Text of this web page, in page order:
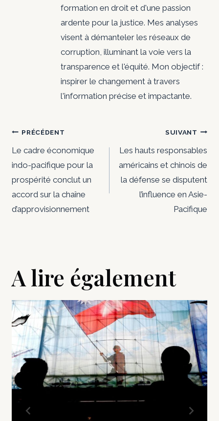
formation en droit et d'une passion
ardente pour la justice. Mes analyses
visent à démanteler les réseaux de
corruption, illuminant la voie vers la
transparence et l'équité. Mon objectif :
inspirer le changement à travers
l'information précise et impactante.
Navigation
de
l’article
PRÉCÉDENT
Le cadre économique
indo-pacifique pour la
prospérité conclut un
accord sur la chaîne
d’approvisionnement
SUIVANT
Les hauts responsables
américains et chinois de
la défense se disputent
l’influence en Asie-
Pacifique
A lire également